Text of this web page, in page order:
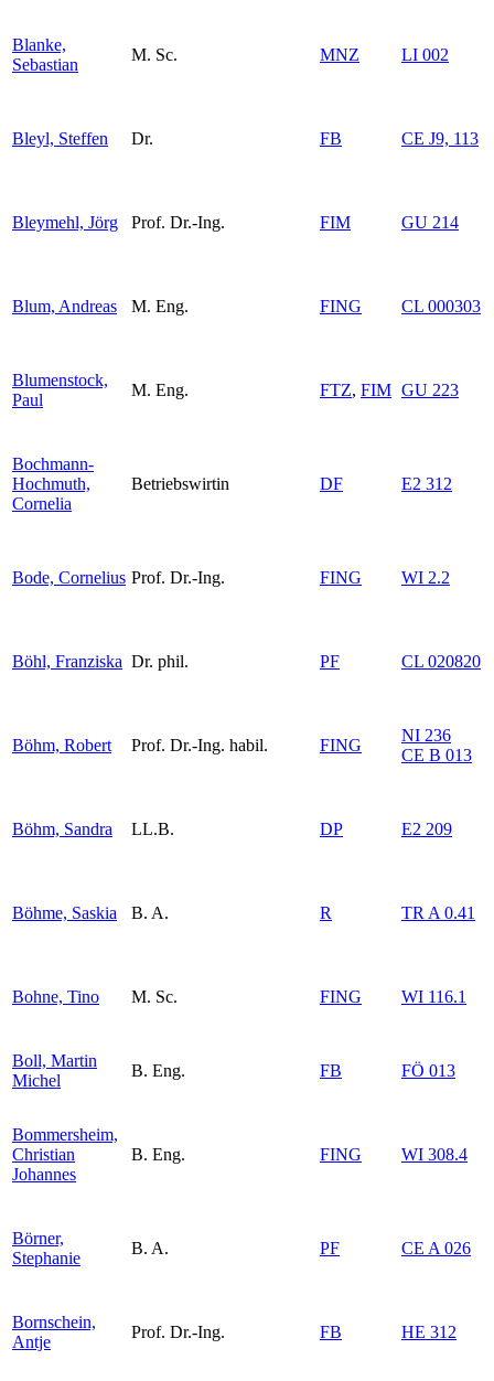
Blanke,
Sebastian
M. Sc. MNZ LI 002
Bleyl, Steffen Dr. FB CE J9, 113
Bleymehl, Jörg Prof. Dr.-Ing. FIM GU 214
Blum, Andreas M. Eng. FING CL 000303
Blumenstock,
Paul
M. Eng. FTZ, FIM GU 223
Bochmann-
Hochmuth,
Cornelia
Betriebswirtin DF E2 312
Bode, Cornelius Prof. Dr.-Ing. FING WI 2.2
Böhl, Franziska Dr. phil. PF CL 020820
Böhm, Robert Prof. Dr.-Ing. habil. FING
NI 236
CE B 013
Böhm, Sandra LL.B. DP E2 209
Böhme, Saskia B. A. R TR A 0.41
Bohne, Tino M. Sc. FING WI 116.1
Boll, Martin
Michel
B. Eng. FB FÖ 013
Bommersheim,
Christian
Johannes
B. Eng. FING WI 308.4
Börner,
Stephanie
B. A. PF CE A 026
Bornschein,
Antje
Prof. Dr.-Ing. FB HE 312